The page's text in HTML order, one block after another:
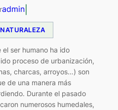
admin|
NATURALEZA
ser humano ha ido
proceso de urbanización,
charcas, arroyos…) son
de una manera más
Durante el pasado
numerosos humedales,